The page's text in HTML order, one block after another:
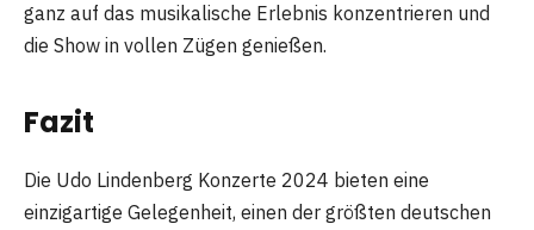
ganz auf das musikalische Erlebnis konzentrieren und
die Show in vollen Zügen genießen.
Fazit
Die Udo Lindenberg Konzerte 2024 bieten eine
einzigartige Gelegenheit, einen der größten deutschen